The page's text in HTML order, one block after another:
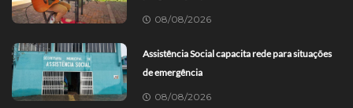
08/08/2026
Assistência Social capacita rede para situações
de emergência
08/08/2026